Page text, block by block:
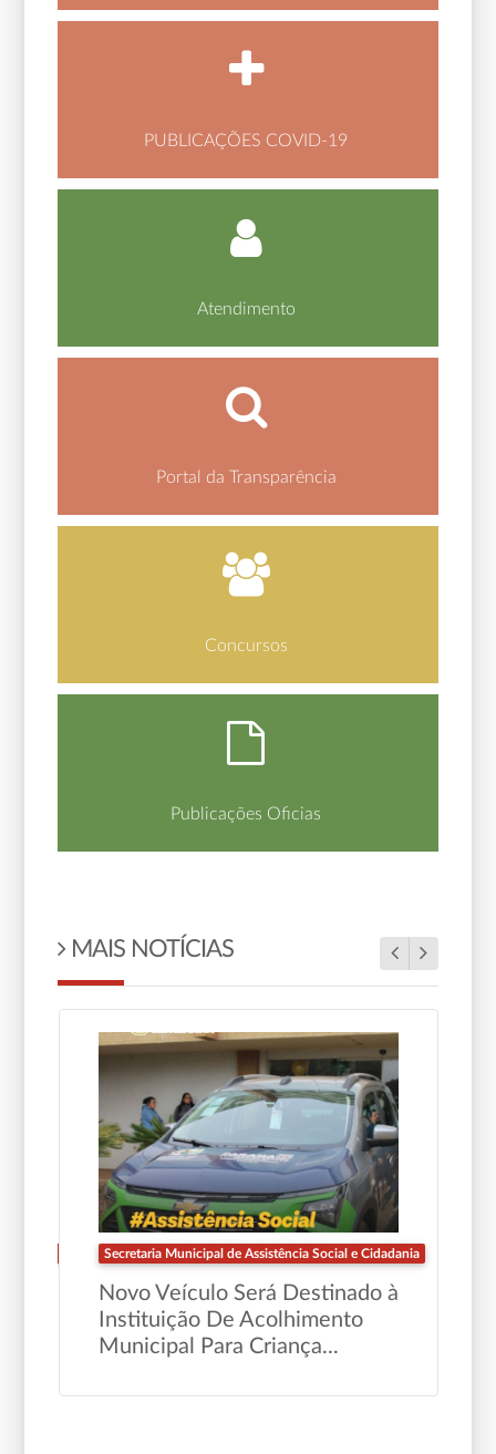
PUBLICAÇÕES COVID-19
Atendimento
Portal da Transparência
Concursos
Publicações Oficias
MAIS NOTÍCIAS
Secretaria Municipal de Assistência Social e Cidadania
Novo Veículo Será Destinado à
Instituição De Acolhimento
Municipal Para Criança...